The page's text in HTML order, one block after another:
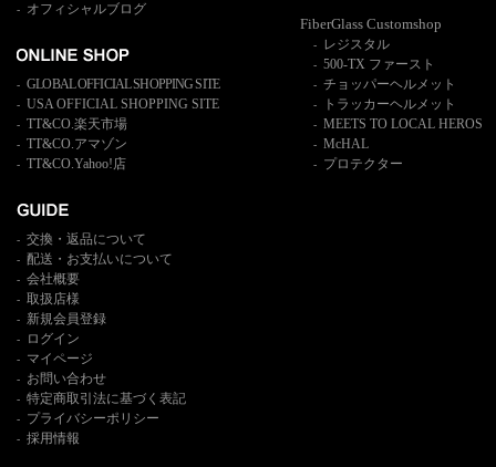
- オフィシャルブログ
- GLOBAL OFFICIAL SHOPPING SITE
- USA OFFICIAL SHOPPING SITE
- TT&CO.楽天市場
- TT&CO.アマゾン
- TT&CO.Yahoo!店
- 交換・返品について
- 配送・お支払いについて
- 会社概要
- 取扱店様
- 新規会員登録
- ログイン
- マイページ
- お問い合わせ
- 特定商取引法に基づく表記
- プライバシーポリシー
- 採用情報
FiberGlass Customshop
- レジスタル
- 500-TX ファースト
- チョッパーヘルメット
- トラッカーヘルメット
- MEETS TO LOCAL HEROS
- McHAL
- プロテクター